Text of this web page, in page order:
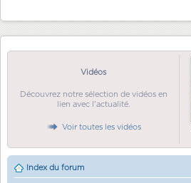
Vidéos
Découvrez notre sélection de vidéos en
lien avec l'actualité.
Voir toutes les vidéos
Index du forum